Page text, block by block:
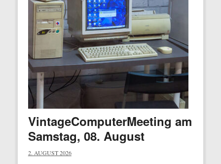
VintageComputerMeeting am
Samstag, 08. August
2. AUGUST 2026